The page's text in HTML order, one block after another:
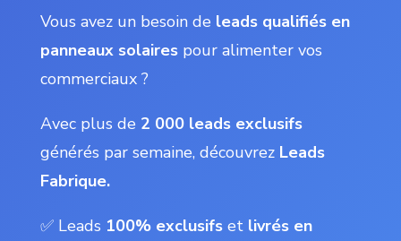
Vous avez un besoin de leads qualifiés en
panneaux solairespour alimenter vos
commerciaux ?
Avec plus de 2 000 leads exclusifs
générés par semaine, découvrez Leads
Fabrique.
✅ Leads 100% exclusifset livrés en